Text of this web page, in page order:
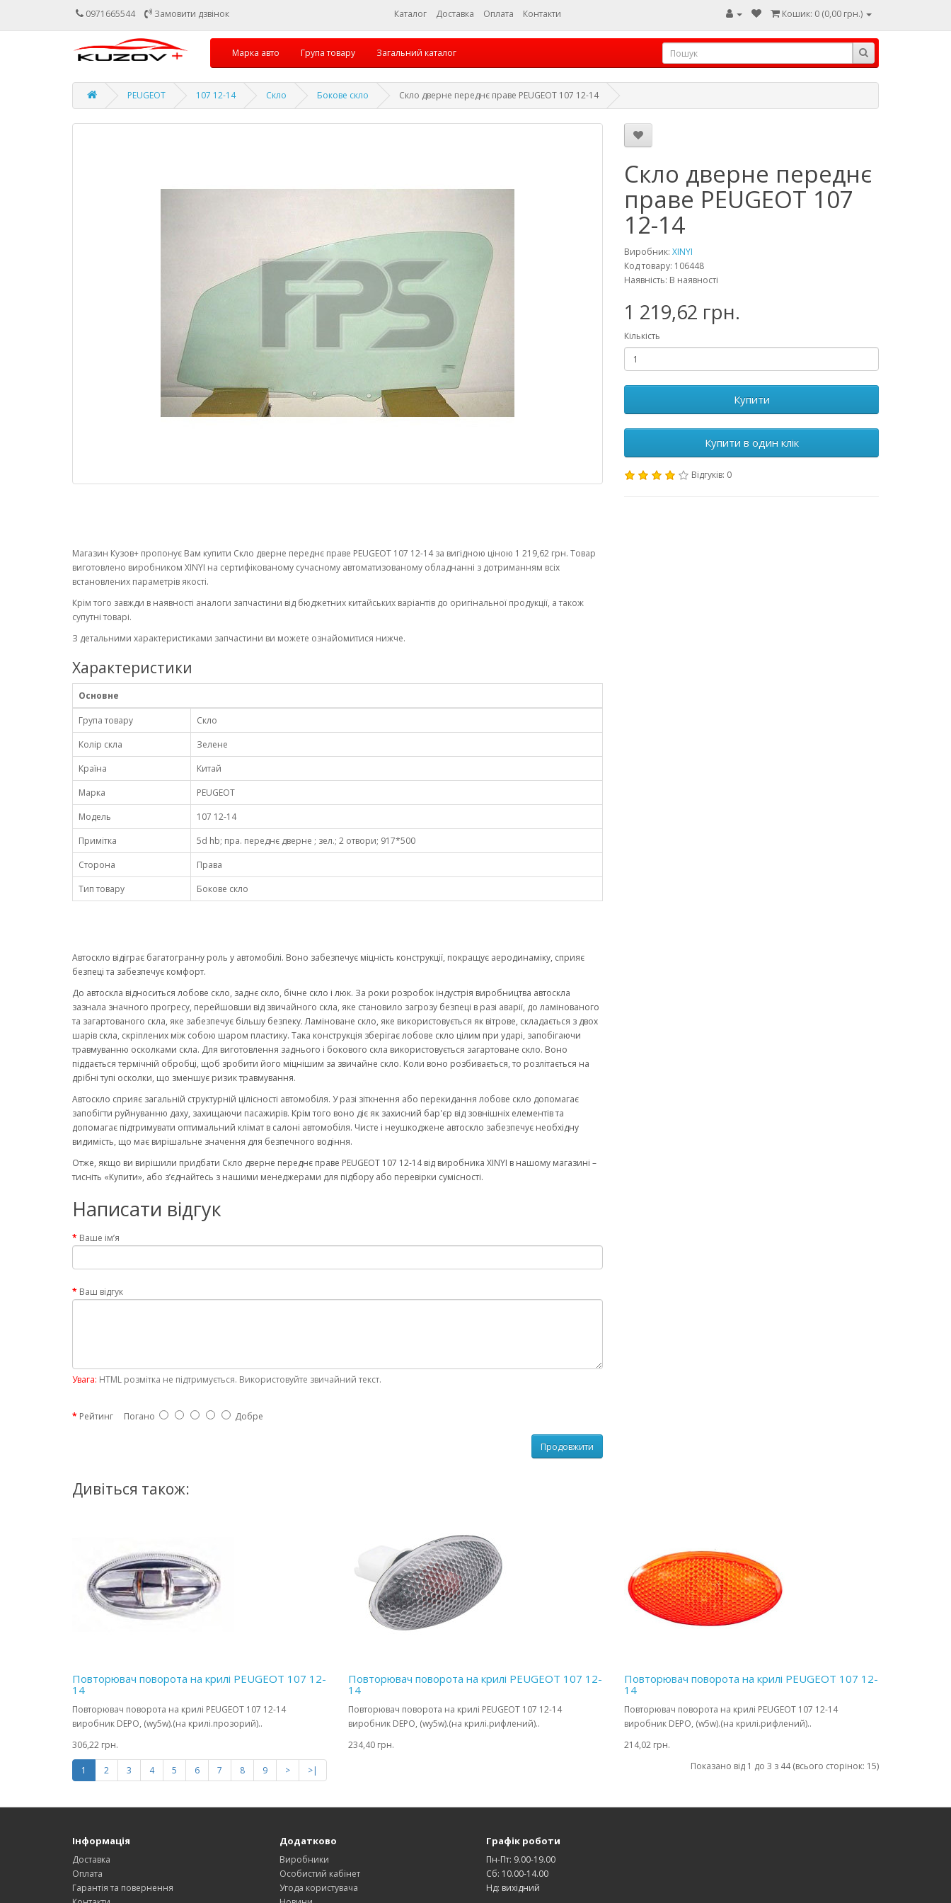
0971665544 Замовити дзвінок Каталог Доставка Оплата Контакти Кошик: 0 (0,00 грн.)
Марка авто Група товару Загальний каталог
PEUGEOT 107 12-14 Скло Бокове скло Скло дверне переднє праве PEUGEOT 107 12-14
Скло дверне переднє
праве PEUGEOT 107
12-14
Виробник: XINYI
Код товару: 106448
Наявність: В наявності
1 219,62 грн.
Кількість
Купити
Купити в один клік
Відгуків: 0
Магазин Кузов+ пропонує Вам купити Скло дверне переднє праве PEUGEOT 107 12-14 за вигідною ціною 1 219,62 грн. Товар
виготовлено виробником XINYI на сертифікованому сучасному автоматизованому обладнанні з дотриманням всіх
встановлених параметрів якості.
Крім того завжди в наявності аналоги запчастини від бюджетних китайських варіантів до оригінальної продукції, а також
супутні товарі.
З детальними характеристиками запчастини ви можете ознайомитися нижче.
Характеристики
Основне
Група товару
Скло
Колір скла
Зелене
Країна
Китай
Марка
PEUGEOT
Модель
107 12-14
Примітка
5d hb; пра. переднє дверне ; зел.; 2 отвори; 917*500
Сторона
Права
Тип товару
Бокове скло
Автоскло відіграє багатогранну роль у автомобілі. Воно забезпечує міцність конструкції, покращує аеродинаміку, сприяє
безпеці та забезпечує комфорт.
До автоскла відноситься лобове скло, заднє скло, бічне скло і люк. За роки розробок індустрія виробництва автоскла
зазнала значного прогресу, перейшовши від звичайного скла, яке становило загрозу безпеці в разі аварії, до ламінованого
та загартованого скла, яке забезпечує більшу безпеку. Ламіноване скло, яке використовується як вітрове, складається з двох
шарів скла, скріплених між собою шаром пластику. Така конструкція зберігає лобове скло цілим при ударі, запобігаючи
травмуванню осколками скла. Для виготовлення заднього і бокового скла використовується загартоване скло. Воно
піддається термічній обробці, щоб зробити його міцнішим за звичайне скло. Коли воно розбивається, то розлітається на
дрібні тупі осколки, що зменшує ризик травмування.
Автоскло сприяє загальній структурній цілісності автомобіля. У разі зіткнення або перекидання лобове скло допомагає
запобігти руйнуванню даху, захищаючи пасажирів. Крім того воно діє як захисний бар'єр від зовнішніх елементів та
допомагає підтримувати оптимальний клімат в салоні автомобіля. Чисте і неушкоджене автоскло забезпечує необхідну
видимість, що має вирішальне значення для безпечного водіння.
Отже, якщо ви вирішили придбати Скло дверне переднє праве PEUGEOT 107 12-14 від виробника XINYI в нашому магазині –
тисніть «Купити», або з’єднайтесь з нашими менеджерами для підбору або перевірки сумісності.
Написати відгук
Ваше ім’я
Ваш відгук
Увага: HTML розмітка не підтримується. Використовуйте звичайний текст.
Рейтинг Погано Добре
Продовжити
Дивіться також:
Повторювач поворота на крилі PEUGEOT 107 12-
14
Повторювач поворота на крилі PEUGEOT 107 12-14
виробник DEPO, (wy5w).(на крилі.прозорий)..
306,22 грн.
Повторювач поворота на крилі PEUGEOT 107 12-
14
Повторювач поворота на крилі PEUGEOT 107 12-14
виробник DEPO, (wy5w).(на крилі.рифлений)..
234,40 грн.
Повторювач поворота на крилі PEUGEOT 107 12-
14
Повторювач поворота на крилі PEUGEOT 107 12-14
виробник DEPO, (w5w).(на крилі.рифлений)..
214,02 грн.
1 2 3 4 5 6 7 8 9 > >| Показано від 1 до 3 з 44 (всього сторінок: 15)
Інформація
Доставка
Оплата
Гарантія та повернення
Додатково
Виробники
Особистий кабінет
Угода користувача
Графік роботи
Пн-Пт: 9.00-19.00
Сб: 10.00-14.00
Нд: вихідний